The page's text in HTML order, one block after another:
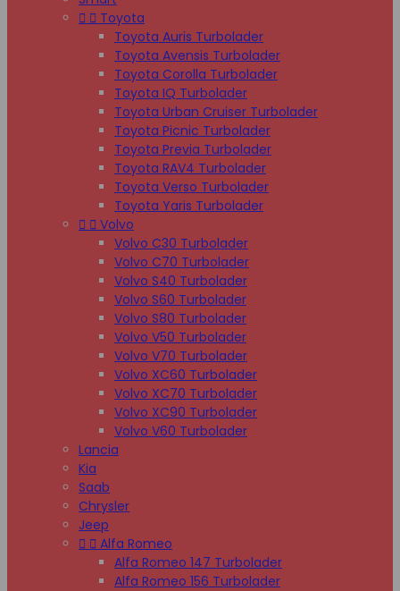
  Toyota
Toyota Auris Turbolader
Toyota Avensis Turbolader
Toyota Corolla Turbolader
Toyota IQ Turbolader
Toyota Urban Cruiser Turbolader
Toyota Picnic Turbolader
Toyota Previa Turbolader
Toyota RAV4 Turbolader
Toyota Verso Turbolader
Toyota Yaris Turbolader
  Volvo
Volvo C30 Turbolader
Volvo C70 Turbolader
Volvo S40 Turbolader
Volvo S60 Turbolader
Volvo S80 Turbolader
Volvo V50 Turbolader
Volvo V70 Turbolader
Volvo XC60 Turbolader
Volvo XC70 Turbolader
Volvo XC90 Turbolader
Volvo V60 Turbolader
Lancia
Kia
Saab
Chrysler
Jeep
  Alfa Romeo
Alfa Romeo 147 Turbolader
Alfa Romeo 156 Turbolader